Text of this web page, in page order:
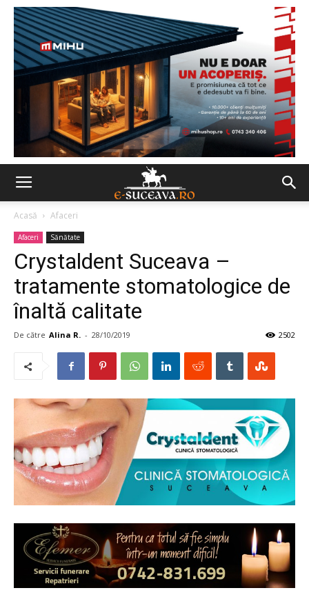
Acasă Afaceri
Afaceri Sănătate
Crystaldent Suceava –
tratamente stomatologice de
înaltă calitate
De către Alina R. - 28/10/2019 2502